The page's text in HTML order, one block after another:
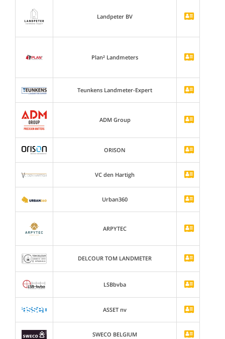
Landpeter BV
Plan² Landmeters
Teunkens Landmeter-Expert
ADM Group
ORISON
VC den Hartigh
Urban360
ARPYTEC
DELCOUR TOM LANDMETER
LSBbvba
ASSET nv
SWECO BELGIUM